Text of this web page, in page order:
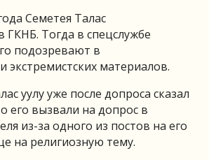
Семетея Талас
ГКНБ. Тогда в спецслужбе
подозревают в
экстремистских материалов.
уулу уже после допроса сказал
его вызвали на допрос в
из-за одного из постов на его
на религиозную тему.